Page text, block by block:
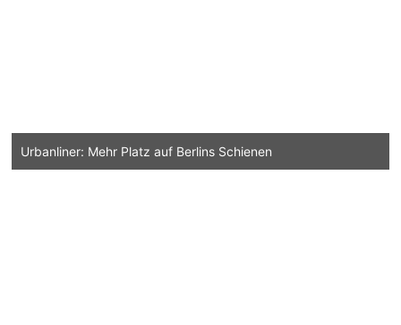
Urbanliner: Mehr Platz auf Berlins Schienen